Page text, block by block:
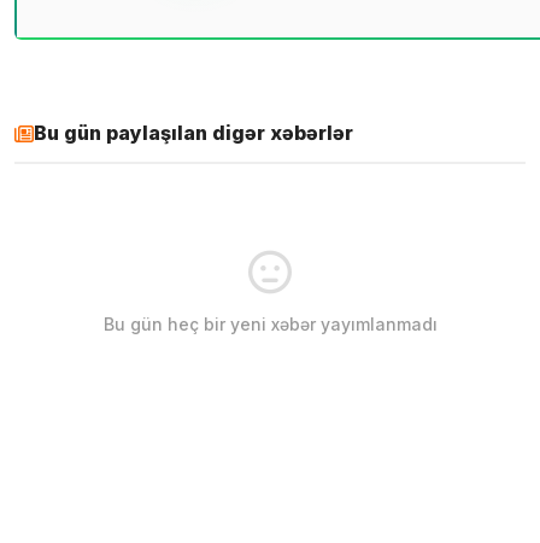
Bu gün paylaşılan digər xəbərlər
Bu gün heç bir yeni xəbər yayımlanmadı